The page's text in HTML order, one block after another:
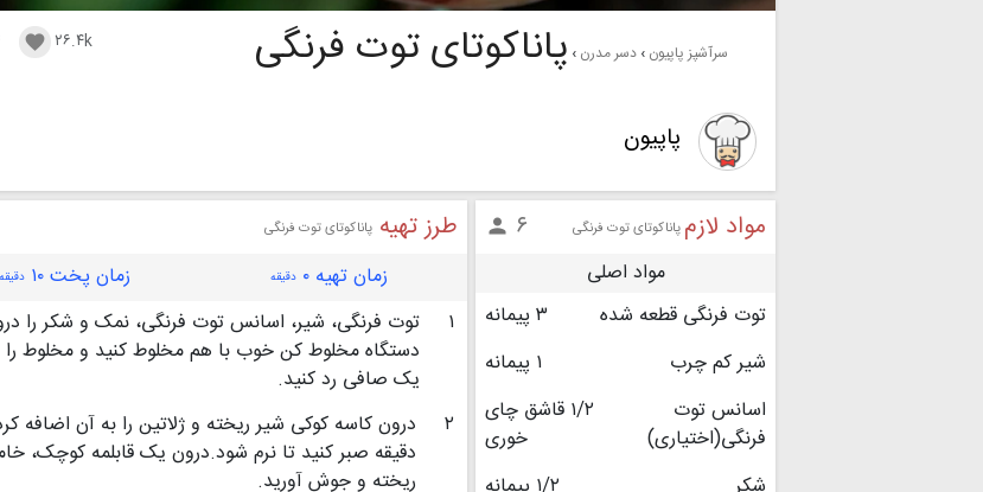
سرآشپز پاپیون دسر مدرن پاناکوتای توت فرنگی ۲۶.۴k 
پاپیون
مواد لازم پاناکوتای توت فرنگی ۶ 
مواد اصلی
توت فرنگی قطعه شده
۳ پیمانه
شیر کم چرب
۱ پیمانه
اسانس توت
فرنگی(اختیاری)
۱/۲ قاشق چای
خوری
طرز تهیه پاناکوتای توت فرنگی
زمان تهیه ۰ دقیقه زمان پخت ۱۰ دقیقه
۱
توت فرنگی، شیر، اسانس توت فرنگی، نمک و شکر را
دستگاه مخلوط کن خوب با هم مخلوط کنید و مخلوط را
یک صافی رد کنید.
۲
درون کاسه کوکی شیر ریخته و ژلاتین را به آن اضافه
دقیقه صبر کنید تا نرم شود.درون یک قابلمه کوچک،
ریخته و جوش آورید.